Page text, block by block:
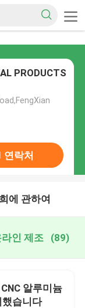
PRODUCTS
연락처
에 관하여
인 제조 (89)
알루미늄
했습니다